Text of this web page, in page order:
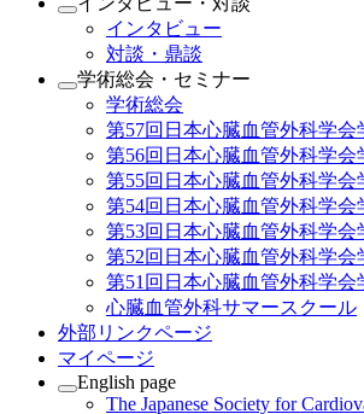
インタビュー
対談・鼎談
学術総会・セミナー
学術総会
第57回日本心臓血管外科学会
第56回日本心臓血管外科学会
第55回日本心臓血管外科学会
第54回日本心臓血管外科学会
第53回日本心臓血管外科学会
第52回日本心臓血管外科学会
第51回日本心臓血管外科学会
心臓血管外科サマースクール
外部リンクページ
マイページ
English page
The Japanese Society for